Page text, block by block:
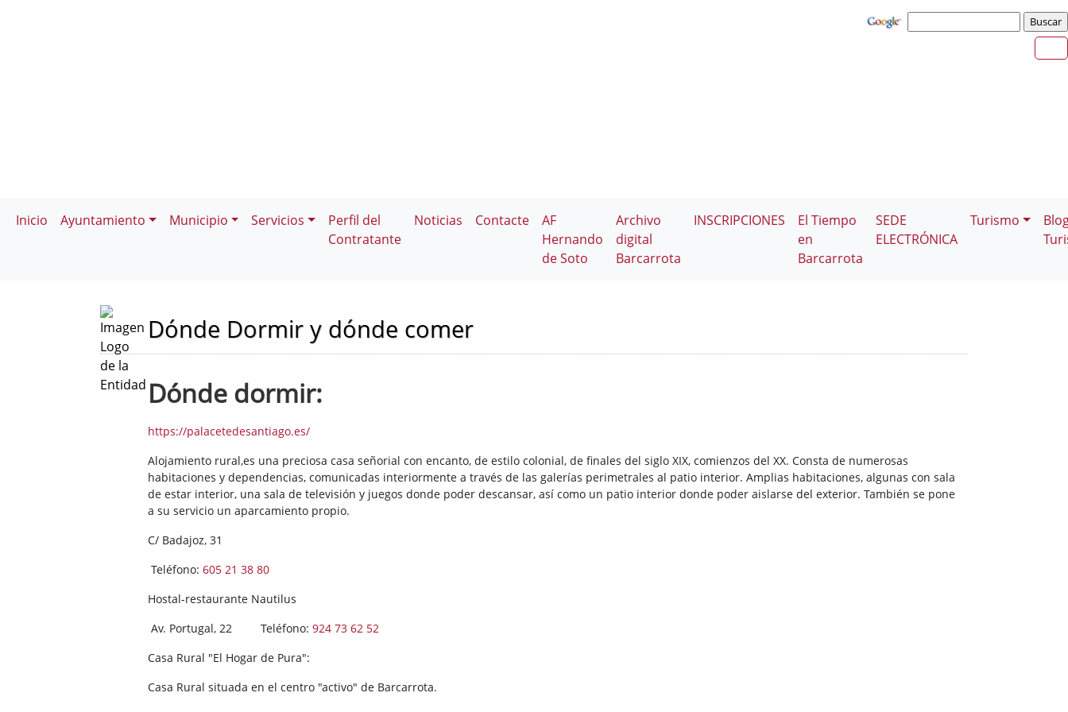
Inicio Ayuntamiento Municipio Servicios
Perfil del
Contratante
Noticias Contacte
AF
Hernando
de Soto
Archivo
digital
Barcarrota
INSCRIPCIONES
El Tiempo
en
Barcarrota
SEDE
ELECTRÓNICA
Turismo
Dónde Dormir y dónde comer
Dónde dormir:
https://palacetedesantiago.es/
Alojamiento rural,es una preciosa casa señorial con encanto, de estilo colonial, de finales del siglo XIX, comienzos del XX. Consta de numerosas
habitaciones y dependencias, comunicadas interiormente a través de las galerías perimetrales al patio interior. Amplias habitaciones, algunas con sala
de estar interior, una sala de televisión y juegos donde poder descansar, así como un patio interior donde poder aislarse del exterior. También se pone
a su servicio un aparcamiento propio.
C/ Badajoz, 31
Teléfono: 605 21 38 80
Hostal-restaurante Nautilus
Av. Portugal, 22 Teléfono: 924 73 62 52
Casa Rural "El Hogar de Pura":
Casa Rural situada en el centro "activo" de Barcarrota.